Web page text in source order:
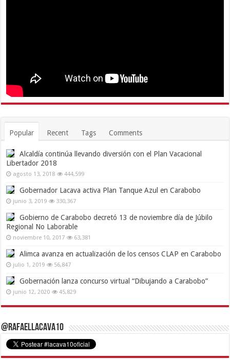
Popular Recent Tags Comments
Alcaldía continúa llevando diversión con el Plan Vacacional
Libertador 2018
agosto 13, 2018 444,599
Gobernador Lacava activa Plan Tanque Azul en Carabobo
junio 3, 2019 330,367
Gobierno de Carabobo decretó 13 de noviembre día de Júbilo
Regional No Laborable
noviembre 10, 2017 63,381
Alimca avanza en actualización de los censos CLAP en Carabobo
julio 1, 2019 56,847
Gobernación lanza concurso virtual “Dibujando a Carabobo”
junio 12, 2020 45,829
@RafaelLacava10